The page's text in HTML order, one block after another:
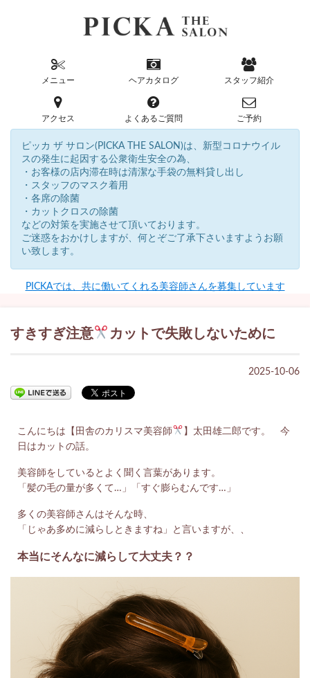
メニュー ヘアカタログ スタッフ紹介
アクセス よくあるご質問 ご予約
ピッカ ザ サロン(PICKA THE SALON)は、新型コロナウイル
スの発生に起因する公衆衛生安全の為、
・お客様の店内滞在時は清潔な手袋の無料貸し出し
・スタッフのマスク着用
・各席の除菌
・カットクロスの除菌
などの対策を実施させて頂いております。
ご迷惑をおかけしますが、何とぞご了承下さいますようお願
い致します。
PICKAでは、共に働いてくれる美容師さんを募集しています
すきすぎ注意 カットで失敗しないために
2025-10-06
こんにちは【田舎のカリスマ美容師
】太田雄二郎です。 今
日はカットの話。
美容師をしているとよく聞く言葉があります。
「髪の毛の量が多くて…」「すぐ膨らむんです…」
多くの美容師さんはそんな時、
「じゃあ多めに減らしときますね」と言いますが、、
本当にそんなに減らして大丈夫？？